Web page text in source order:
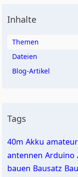
Inhalte
Themen
Dateien
Blog-Artikel
Tags
40m Akku
antennen Arduino
bauen Bausatz